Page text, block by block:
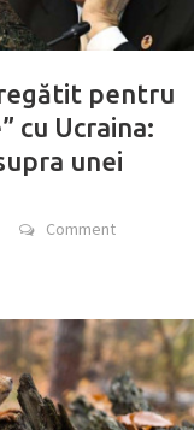
pentru
cu Ucraina:
unei
Comment